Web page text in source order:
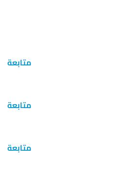
متابعة
متابعة
متابعة